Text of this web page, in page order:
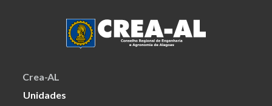
Crea-AL
Unidades